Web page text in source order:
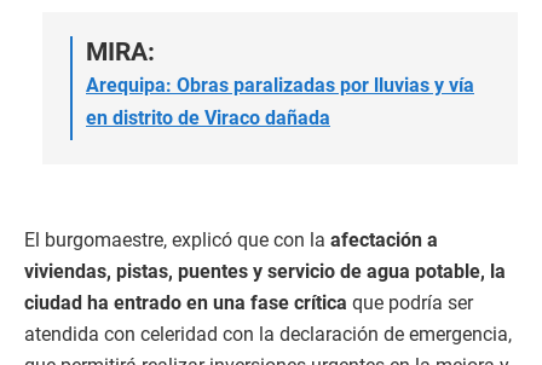
MIRA:
Arequipa: Obras paralizadas por lluvias y vía
en distrito de Viraco dañada
El burgomaestre, explicó que con la afectación a
viviendas, pistas, puentes y servicio de agua potable, la
ciudad ha entrado en una fase crítica que podría ser
atendida con celeridad con la declaración de emergencia,